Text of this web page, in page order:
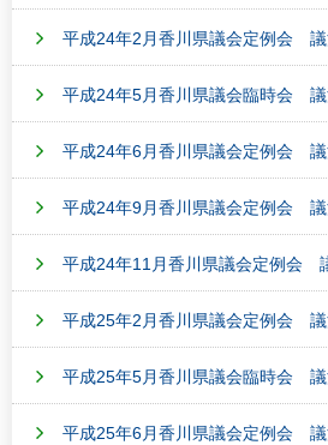
平成24年2月香川県議会定例会
平成24年5月香川県議会臨時会
平成24年6月香川県議会定例会
平成24年9月香川県議会定例会
平成24年11月香川県議会定例会
平成25年2月香川県議会定例会
平成25年5月香川県議会臨時会
平成25年6月香川県議会定例会